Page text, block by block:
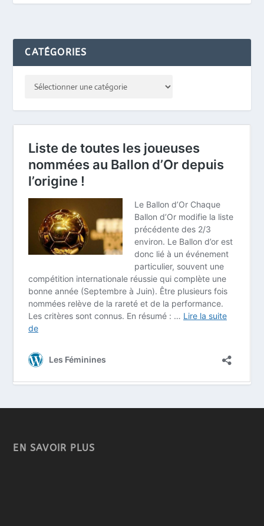
CATÉGORIES
EN SAVOIR PLUS